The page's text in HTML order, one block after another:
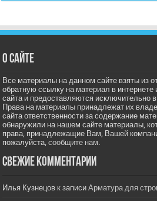
О сайте
Все материалы на данном сайте взяты из
обратную ссылку на материал в
сайта и предоставляются исключительно
Права на материалы принадлежат их
сайта ответственности за содержание
обнаружили на нашем сайте материалы,
права, принадлежащие Вам, Вашей
пожалуйста,сообщите нам.
Свежие комментарии
Илья Кузнецов к записиАрматура для